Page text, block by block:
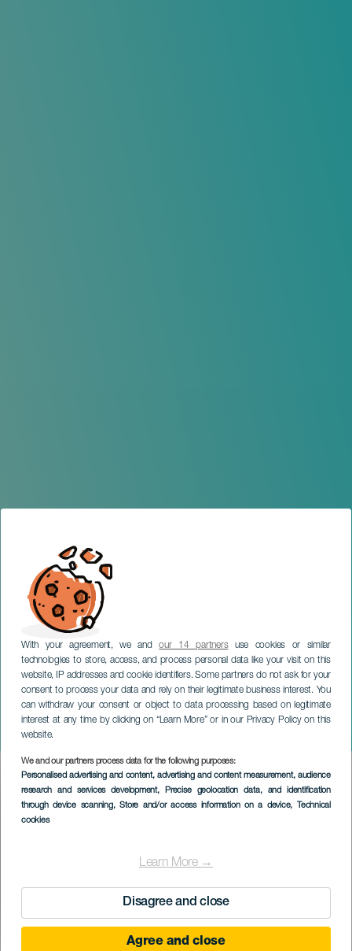
With your agreement, we andour 14 partnersuse cookies or similar
technologies to store, access, and process personal data like your visit on this
website, IP addresses and cookie identifiers. Some partners do not ask for your
consent to process your data and rely on their legitimate business interest. You
can withdraw your consent or object to data processing based on legitimate
interest at any time by clicking on “Learn More” or in our Privacy Policy on this
website.
We and our partners process data for the following purposes:
Personalised advertising and content, advertising and content measurement, audience
research and services development, Precise geolocation data, and identification
through device scanning, Store and/or access information on a device, Technical
cookies
Learn More →
Disagree and close
Agree and close
Conciertos para piano de
Beethoven
GRÃ-CANÁRIA
Imagen
Listado